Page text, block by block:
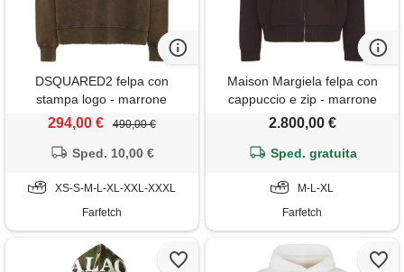
DSQUARED2 felpa con
stampa logo - marrone
294,00 € 490,00 €
Sped. 10,00 €
XS-S-M-L-XL-XXL-XXXL
Farfetch
Maison Margiela felpa con
cappuccio e zip - marrone
2.800,00 €
Sped. gratuita
M-L-XL
Farfetch